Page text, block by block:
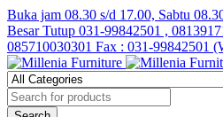
Buka jam 08.30 s/d 17.00, Sabtu
Besar Tutup 031-99842501 ,
085710030301 Fax : 031-99842501